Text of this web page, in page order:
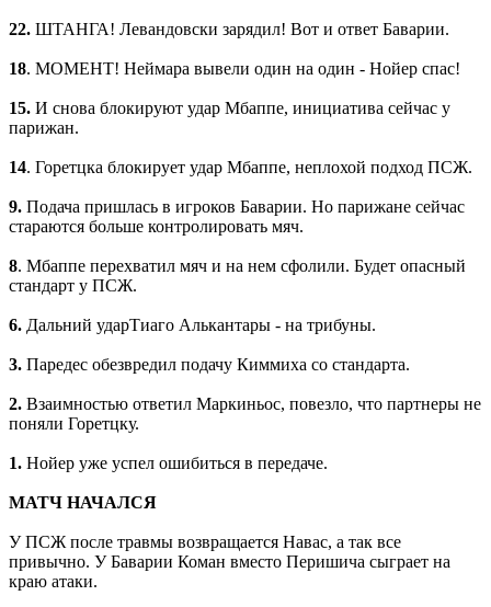
22. ШТАНГА! Левандовски зарядил! Вот и ответ Баварии.
18. МОМЕНТ! Неймара вывели один на один - Нойер спас!
15. И снова блокируют удар Мбаппе, инициатива сейчас у
парижан.
14. Горетцка блокирует удар Мбаппе, неплохой подход ПСЖ.
9. Подача пришлась в игроков Баварии. Но парижане сейчас
стараются больше контролировать мяч.
8. Мбаппе перехватил мяч и на нем сфолили. Будет опасный
стандарт у ПСЖ.
6. Дальний ударТиаго Алькантары - на трибуны.
3. Паредес обезвредил подачу Киммиха со стандарта.
2. Взаимностью ответил Маркиньос, повезло, что партнеры не
поняли Горетцку.
1. Нойер уже успел ошибиться в передаче.
МАТЧ НАЧАЛСЯ
У ПСЖ после травмы возвращается Навас, а так все
привычно. У Баварии Коман вместо Перишича сыграет на
краю атаки.